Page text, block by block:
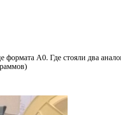
А0. Где стояли два